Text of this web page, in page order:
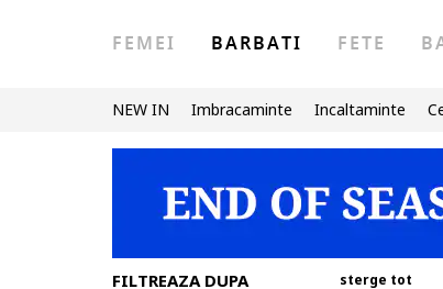
FEMEI BARBATI FETE
NEW IN Imbracaminte Incaltaminte
FILTREAZA DUPA sterge tot